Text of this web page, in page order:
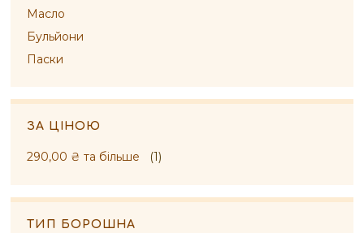
Масло
Бульйони
Паски
ЗА ЦІНОЮ
290,00 ₴ та більше (1)
ТИП БОРОШНА